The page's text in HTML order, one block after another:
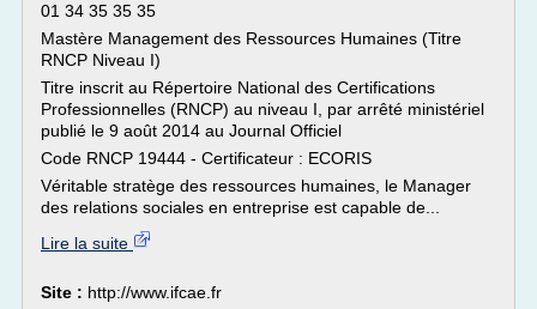
01 34 35 35 35
Mastère Management des Ressources Humaines (Titre
RNCP Niveau I)
Titre inscrit au Répertoire National des Certifications
Professionnelles (RNCP) au niveau I, par arrêté ministériel
publié le 9 août 2014 au Journal Officiel
Code RNCP 19444 - Certificateur : ECORIS
Véritable stratège des ressources humaines, le Manager
des relations sociales en entreprise est capable de...
Lire la suite
Site : http://www.ifcae.fr